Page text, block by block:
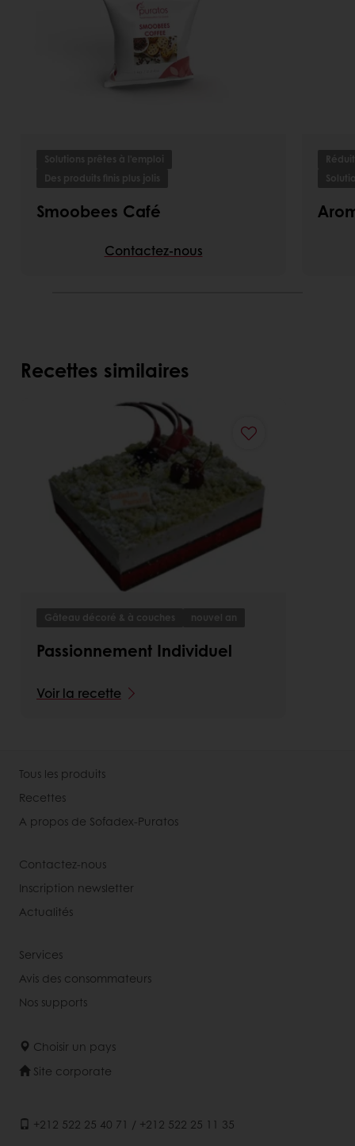
Solutions prêtes à l'emploi
Des produits finis plus jolis
Smoobees Café
Contactez-nous
Recettes similaires
Gâteau décoré & à couches nouvel an
Passionnement Individuel
Voir la recette
Tous les produits
Recettes
A propos de Sofadex-Puratos
Contactez-nous
Inscription newsletter
Actualités
Services
Avis des consommateurs
Nos supports
Choisir un pays
Site corporate
+212 522 25 40 71 / +212 522 25 11 35